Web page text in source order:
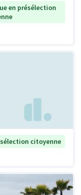
en présélection
citoyenne